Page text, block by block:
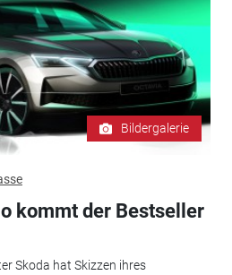
Bildergalerie
kommt der Bestseller
Skoda hat Skizzen ihres